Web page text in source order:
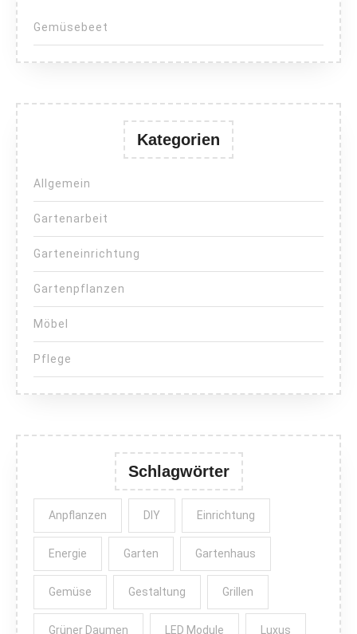
Gemüsebeet
Kategorien
Allgemein
Gartenarbeit
Garteneinrichtung
Gartenpflanzen
Möbel
Pflege
Schlagwörter
Anpflanzen DIY Einrichtung
Energie Garten Gartenhaus
Gemüse Gestaltung Grillen
Grüner Daumen LED Module Luxus